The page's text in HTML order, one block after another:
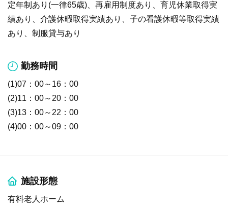
定年制あり(一律65歳)、再雇用制度あり、育児休業取得実
績あり、介護休暇取得実績あり、子の看護休暇等取得実績
あり、制服貸与あり
勤務時間
(1)07：00～16：00
(2)11：00～20：00
(3)13：00～22：00
(4)00：00～09：00
施設形態
有料老人ホーム